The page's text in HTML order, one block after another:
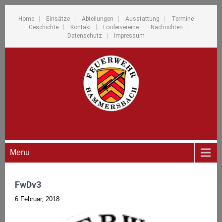
Home Einsätze Abteilungen Ausstattung
Termine
Geschichte
Kontakt Fördervereine
Nachrichten
Datenschutz
Impressum
Menu
FwDv3
6 Februar, 2018